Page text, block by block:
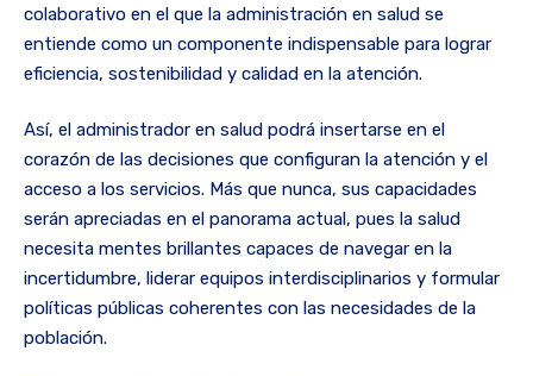
colaborativo en el que la administración en salud se
entiende como un componente indispensable para lograr
eficiencia, sostenibilidad y calidad en la atención.
Así, el administrador en salud podrá insertarse en el
corazón de las decisiones que configuran la atención y el
acceso a los servicios. Más que nunca, sus capacidades
serán apreciadas en el panorama actual, pues la salud
necesita mentes brillantes capaces de navegar en la
incertidumbre, liderar equipos interdisciplinarios y formular
políticas públicas coherentes con las necesidades de la
población.